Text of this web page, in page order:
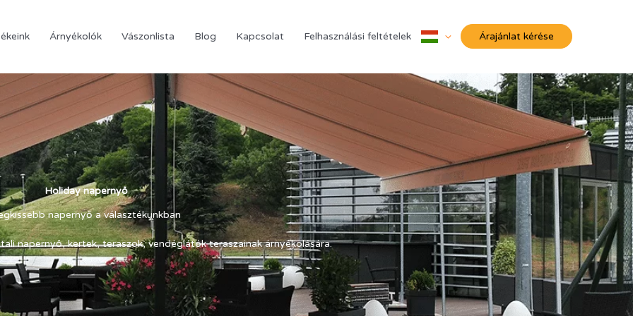
Árnyékolók Vászonlista Blog Kapcsolat Felhasználási feltételek Árajánlat kérése
Holiday napernyő
napernyő a választékunkban
napernyő, kertek, teraszok, vendéglátók teraszainak árnyékolására.